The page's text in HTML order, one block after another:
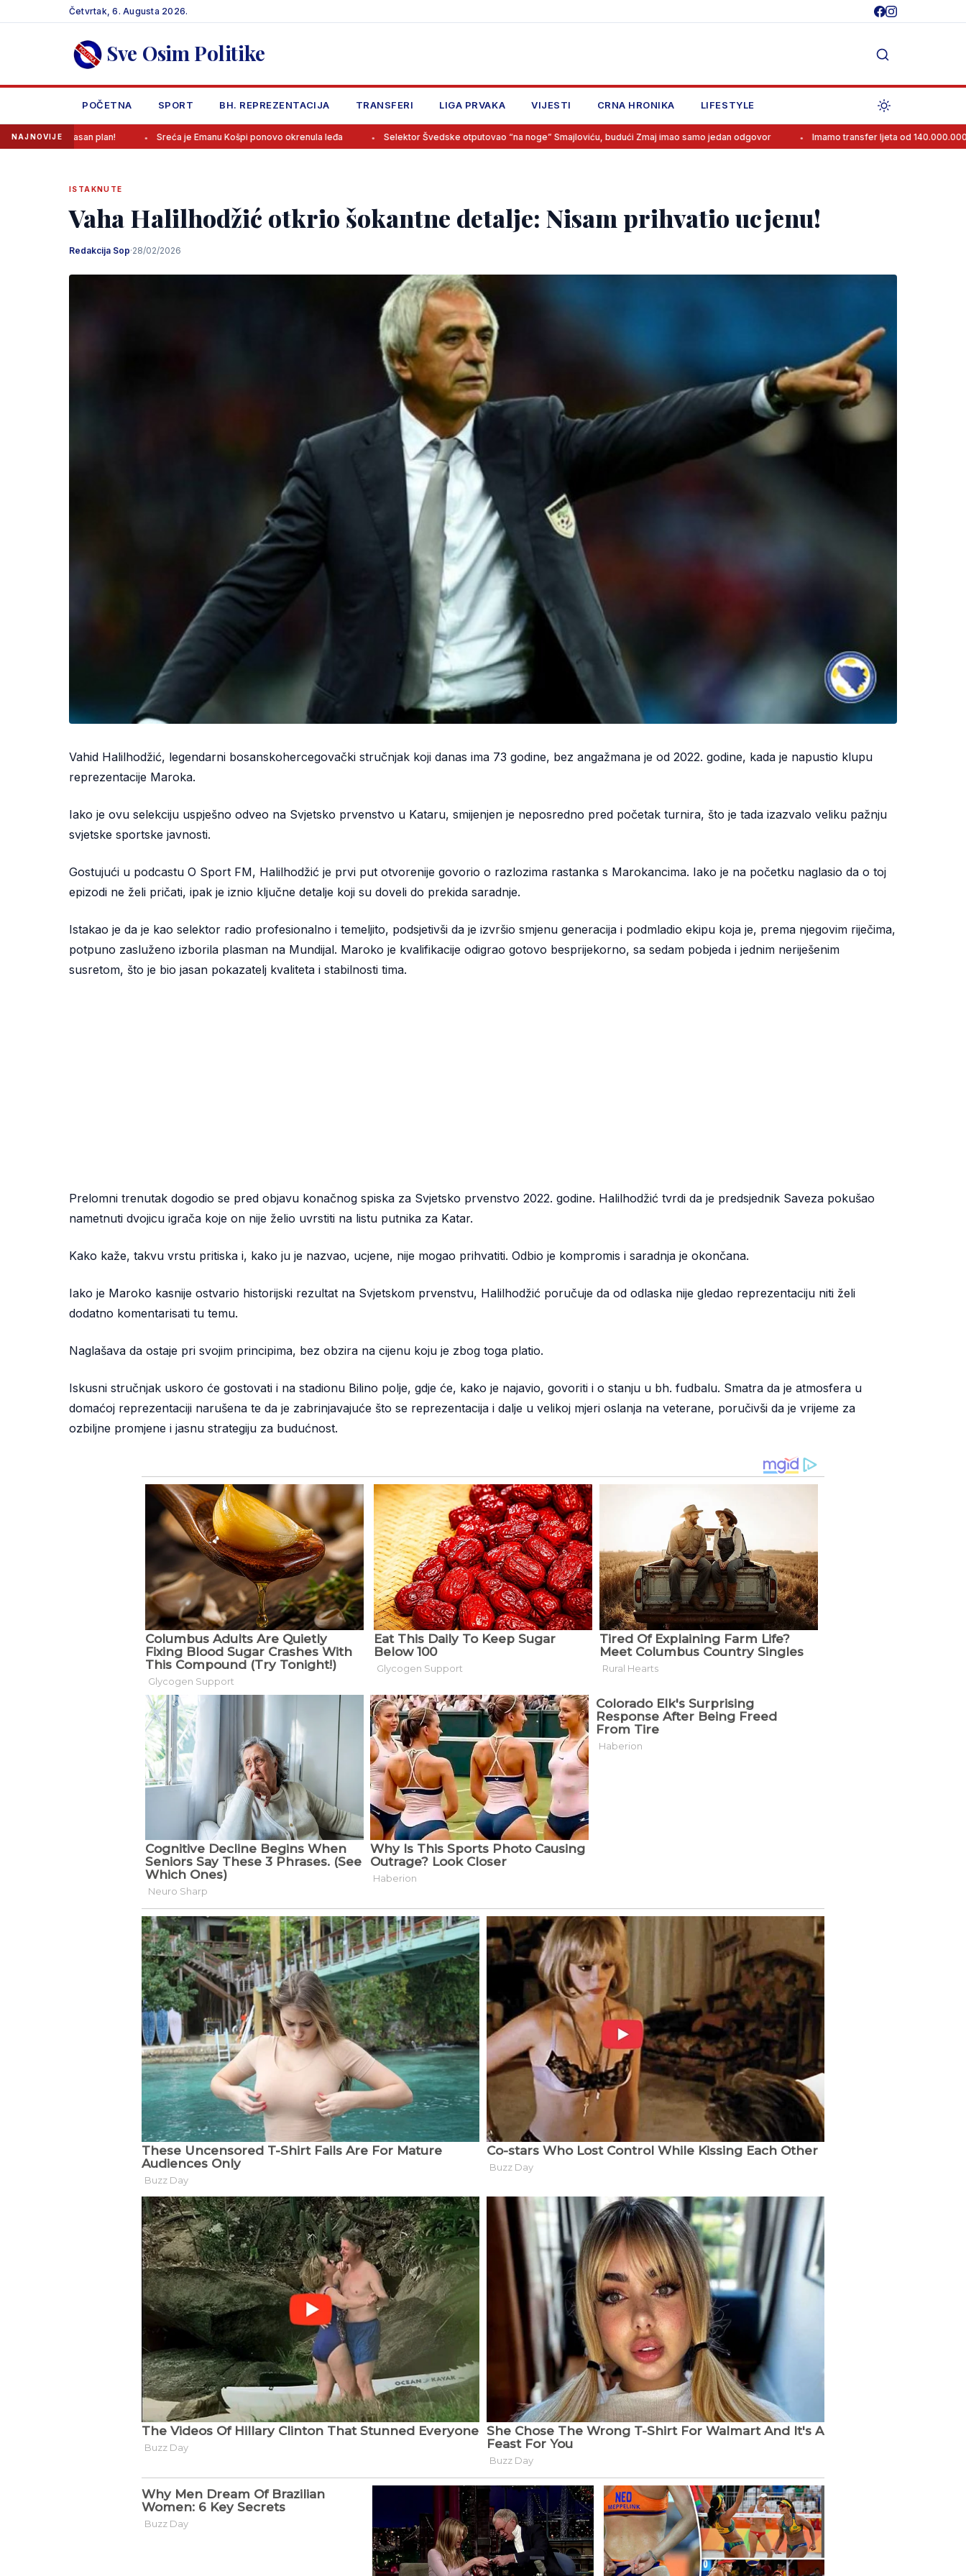
to
Četvrtak, 6. Augusta 2026.
Sve Osim Politike
POČETNA SPORT BH. REPREZENTACIJA TRANSFERI LIGA PRVAKA VIJESTI CRNA HRONIKA LIFESTYLE
NAJNOVIJE
plan! Sreća je Emanu Košpi ponovo okrenula leđa Selektor Švedske otputovao “na noge” Smajloviću, budući Zmaj imao samo jedan odgovor Imamo transfer ljeta od 140.000.000 eura!
ISTAKNUTE
Vaha Halilhodžić otkrio šokantne detalje: Nisam prihvatio ucjenu!
Redakcija Sop·28/02/2026
Vahid Halilhodžić, legendarni bosanskohercegovački stručnjak koji danas ima 73 godine, bez angažmana je od 2022. godine, kada je napustio klupu
reprezentacije Maroka.
Iako je ovu selekciju uspješno odveo na Svjetsko prvenstvo u Kataru, smijenjen je neposredno pred početak turnira, što je tada izazvalo veliku pažnju
svjetske sportske javnosti.
Gostujući u podcastu O Sport FM, Halilhodžić je prvi put otvorenije govorio o razlozima rastanka s Marokancima. Iako je na početku naglasio da o toj
epizodi ne želi pričati, ipak je iznio ključne detalje koji su doveli do prekida saradnje.
Istakao je da je kao selektor radio profesionalno i temeljito, podsjetivši da je izvršio smjenu generacija i podmladio ekipu koja je, prema njegovim riječima,
potpuno zasluženo izborila plasman na Mundijal. Maroko je kvalifikacije odigrao gotovo besprijekorno, sa sedam pobjeda i jednim neriješenim
susretom, što je bio jasan pokazatelj kvaliteta i stabilnosti tima.
Prelomni trenutak dogodio se pred objavu konačnog spiska za Svjetsko prvenstvo 2022. godine. Halilhodžić tvrdi da je predsjednik Saveza pokušao
nametnuti dvojicu igrača koje on nije želio uvrstiti na listu putnika za Katar.
Kako kaže, takvu vrstu pritiska i, kako ju je nazvao, ucjene, nije mogao prihvatiti. Odbio je kompromis i saradnja je okončana.
Iako je Maroko kasnije ostvario historijski rezultat na Svjetskom prvenstvu, Halilhodžić poručuje da od odlaska nije gledao reprezentaciju niti želi
dodatno komentarisati tu temu.
Naglašava da ostaje pri svojim principima, bez obzira na cijenu koju je zbog toga platio.
Iskusni stručnjak uskoro će gostovati i na stadionu Bilino polje, gdje će, kako je najavio, govoriti i o stanju u bh. fudbalu. Smatra da je atmosfera u
domaćoj reprezentaciji narušena te da je zabrinjavajuće što se reprezentacija i dalje u velikoj mjeri oslanja na veterane, poručivši da je vrijeme za
ozbiljne promjene i jasnu strategiju za budućnost.